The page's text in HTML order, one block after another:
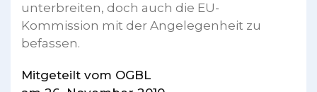
unterbreiten, doch auch die EU-
Kommission mit der Angelegenheit zu
befassen.
Mitgeteilt vom OGBL